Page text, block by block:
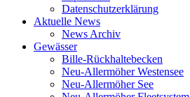
Datenschutzerklärung
Aktuelle News
News Archiv
Gewässer
Bille-Rückhaltebecken
Neu-Allermöher Westensee
Neu-Allermöher See